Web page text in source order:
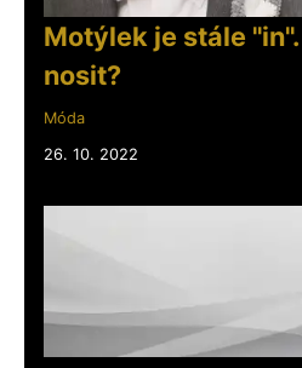
Motýlek je stále
nosit?
Móda
26. 10. 2022